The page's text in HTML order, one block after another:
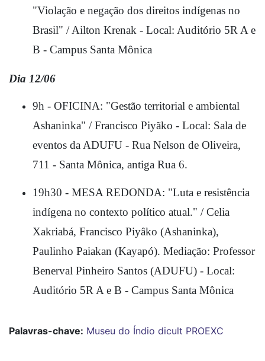
"Violação e negação dos direitos indígenas no
Brasil" / Ailton Krenak - Local: Auditório 5R A e
B - Campus Santa Mônica
Dia 12/06
9h - OFICINA: "Gestão territorial e ambiental
Ashaninka" / Francisco Piyãko - Local: Sala de
eventos da ADUFU - Rua Nelson de Oliveira,
711 - Santa Mônica, antiga Rua 6.
19h30 - MESA REDONDA: "Luta e resistência
indígena no contexto político atual." / Celia
Xakriabá, Francisco Piyâko (Ashaninka),
Paulinho Paiakan (Kayapó). Mediação: Professor
Benerval Pinheiro Santos (ADUFU) - Local:
Auditório 5R A e B - Campus Santa Mônica
Palavras-chave: Museu do Índio dicult PROEXC